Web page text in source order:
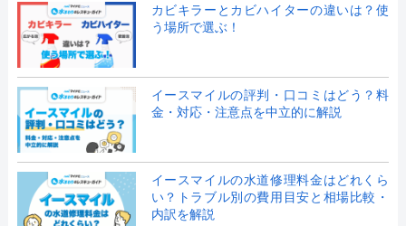
カビキラーとカビハイターの違いは？使
う場所で選ぶ！
イースマイルの評判・口コミはどう？料
金・対応・注意点を中立的に解説
イースマイルの水道修理料金はどれくら
い？トラブル別の費用目安と相場比較・
内訳を解説